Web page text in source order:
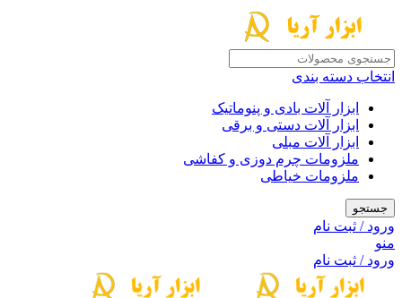
انتخاب دسته بندی
ابزار آلات بادی و پنوماتیک
ابزار آلات دستی و برقی
ابزار آلات مبلی
ملزومات چرم دوزی و کفاشی
ملزومات خیاطی
جستجو
ورود / ثبت نام
منو
ورود / ثبت نام